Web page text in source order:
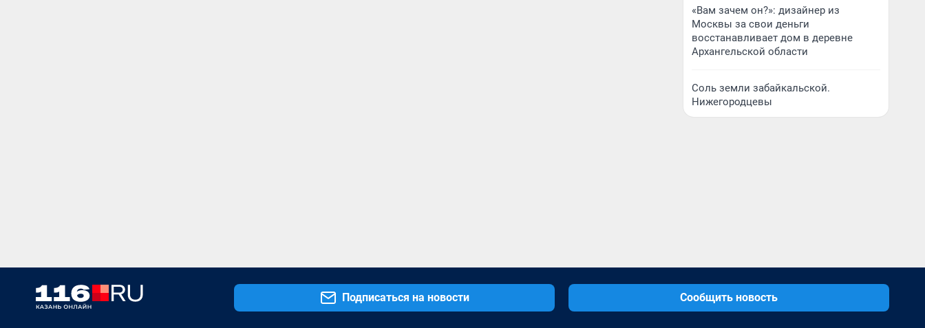
«Вам зачем он?»: дизайнер из
Москвы за свои деньги
восстанавливает дом в деревне
Архангельской области
Соль земли забайкальской.
Нижегородцевы
Подписаться на новости Сообщить новость